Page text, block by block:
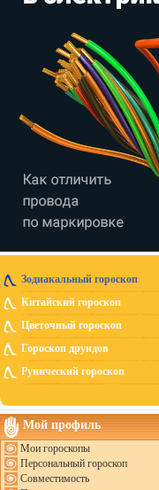
Зодиакальный гороскоп
Китайский гороскоп
Цветочный гороскоп
Гороскоп друидов
Рунический гороскоп
Мой профиль
Мои гороскопы
Персональный гороскоп
Совместимость